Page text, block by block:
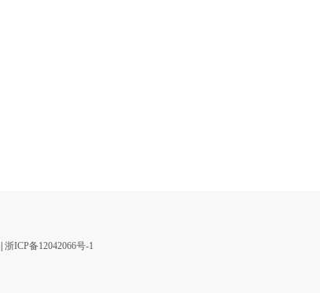
浙ICP备12042066号-1